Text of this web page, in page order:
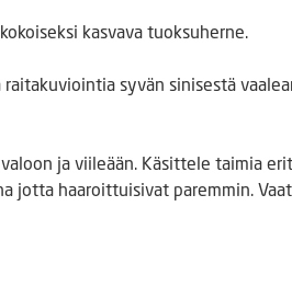
kasvava tuoksuherne.
syvän sinisestä
ja viileään. Käsittele taimia
jotta haaroittuisivat paremmin.